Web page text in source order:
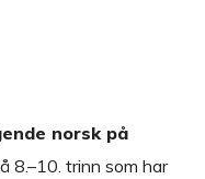
norsk på
8.–10. trinn som har